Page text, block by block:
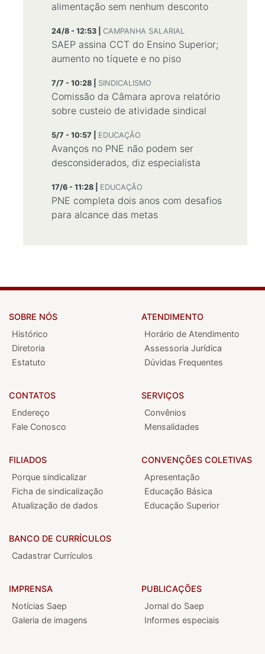
alimentação sem nenhum desconto
24/8 - 12:53 | CAMPANHA SALARIAL
SAEP assina CCT do Ensino Superior;
aumento no tíquete e no piso
7/7 - 10:28 | SINDICALISMO
Comissão da Câmara aprova relatório
sobre custeio de atividade sindical
5/7 - 10:57 | EDUCAÇÃO
Avanços no PNE não podem ser
desconsiderados, diz especialista
17/6 - 11:28 | EDUCAÇÃO
PNE completa dois anos com desafios
para alcance das metas
SOBRE NÓS
Histórico
Diretoria
Estatuto
CONTATOS
Endereço
Fale Conosco
ATENDIMENTO
Horário de Atendimento
Assessoria Jurídica
Dúvidas Frequentes
SERVIÇOS
Convênios
Mensalidades
FILIADOS
Porque sindicalizar
Ficha de sindicalização
Atualização de dados
BANCO DE CURRÍCULOS
Cadastrar Currículos
CONVENÇÕES COLETIVAS
Apresentação
Educação Básica
Educação Superior
IMPRENSA
Notícias Saep
Galeria de imagens
PUBLICAÇÕES
Jornal do Saep
Informes especiais